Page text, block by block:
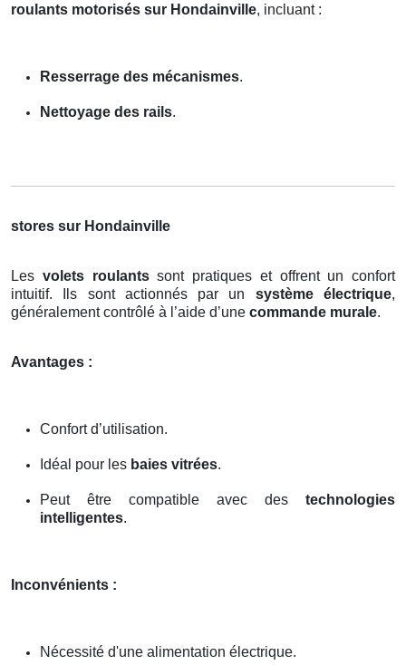
roulants motorisés sur Hondainville, incluant :
Resserrage des mécanismes.
Nettoyage des rails.
stores sur Hondainville
Les volets roulantssont pratiques et offrent un confort
intuitif. Ils sont actionnés par un système électrique,
généralement contrôlé à l’aide d’une commande murale.
Avantages :
Confort d’utilisation.
Idéal pour les baies vitrées.
Peut être compatible avec des technologies
intelligentes.
Inconvénients :
Nécessité d'une alimentation électrique.